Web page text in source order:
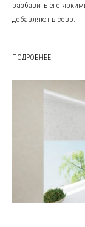
разбавить его
добавляют в совр...
ПОДРОБНЕЕ